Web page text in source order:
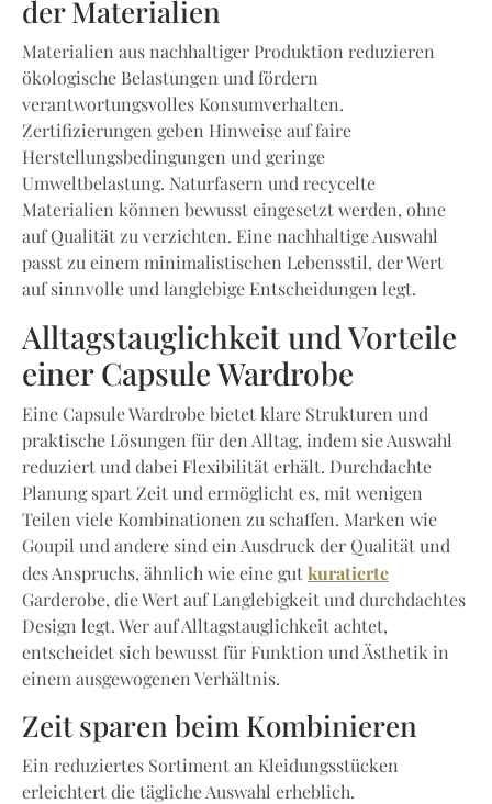
der Materialien
Materialien aus nachhaltiger Produktion reduzieren
ökologische Belastungen und fördern
verantwortungsvolles Konsumverhalten.
Zertifizierungen geben Hinweise auf faire
Herstellungsbedingungen und geringe
Umweltbelastung. Naturfasern und recycelte
Materialien können bewusst eingesetzt werden, ohne
auf Qualität zu verzichten. Eine nachhaltige Auswahl
passt zu einem minimalistischen Lebensstil, der Wert
auf sinnvolle und langlebige Entscheidungen legt.
Alltagstauglichkeit und Vorteile
einer Capsule Wardrobe
Eine Capsule Wardrobe bietet klare Strukturen und
praktische Lösungen für den Alltag, indem sie Auswahl
reduziert und dabei Flexibilität erhält. Durchdachte
Planung spart Zeit und ermöglicht es, mit wenigen
Teilen viele Kombinationen zu schaffen. Marken wie
Goupil und andere sind ein Ausdruck der Qualität und
des Anspruchs, ähnlich wie eine gut kuratierte
Garderobe, die Wert auf Langlebigkeit und durchdachtes
Design legt. Wer auf Alltagstauglichkeit achtet,
entscheidet sich bewusst für Funktion und Ästhetik in
einem ausgewogenen Verhältnis.
Zeit sparen beim Kombinieren
Ein reduziertes Sortiment an Kleidungsstücken
erleichtert die tägliche Auswahl erheblich.